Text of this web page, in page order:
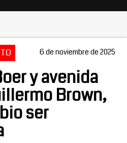
6 de noviembre de 2025
y avenida
Brown,
ser